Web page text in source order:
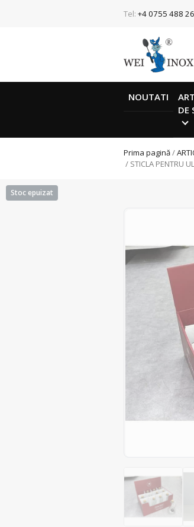
Tel: +4 0755 488
NOUTATI
DE
Prima pagină/
/ STICLA PENTRU